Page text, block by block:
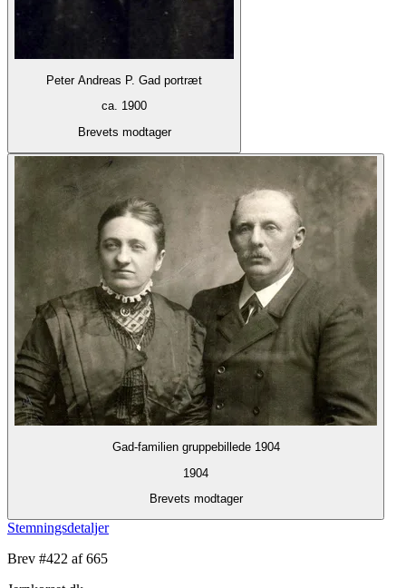
Peter Andreas P. Gad portræt
ca. 1900
Brevets modtager
Gad-familien gruppebillede 1904
1904
Brevets modtager
Stemningsdetaljer
Brev #422 af 665